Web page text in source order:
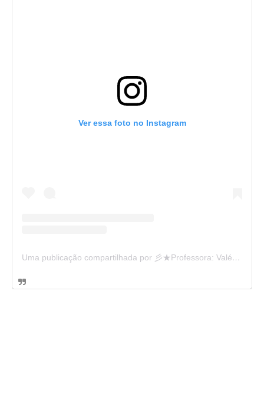
Ver essa foto no Instagram
Uma publicação compartilhada por 彡★Professora: Valéria·.¸¸.· (@ensinandocomcarinho)